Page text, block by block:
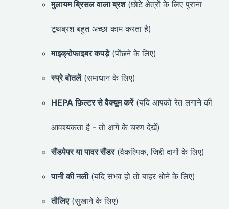
मुलायम ब्रिसल वाला ब्रश(छोटे क्षेत्रों के लिए पुराना
टूथब्रश बहुत अच्छा काम करता है)
माइक्रोफाइबर कपड़े(पोंछने के लिए)
स्प्रे बोतलें(समाधान के लिए)
HEPA फ़िल्टर से वैक्यूम करें(यदि आपको रेत लगाने की
आवश्यकता है - तो आगे के चरण देखें)
सैंडपेपर या पावर सैंडर(वैकल्पिक, जिद्दी दागों के लिए)
पानी की नली(यदि संभव हो तो बाहर धोने के लिए)
तौलिए(सुखाने के लिए)